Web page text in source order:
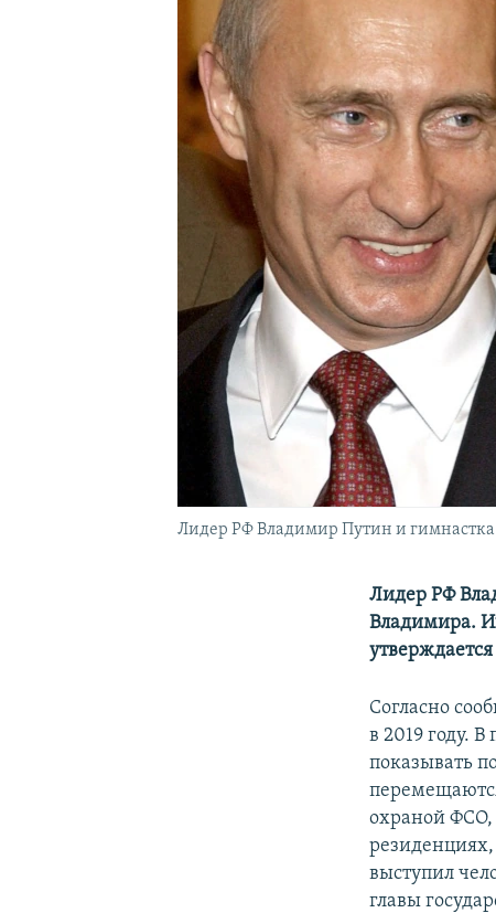
УКРАИНСКАЯ ПРОБЛЕМА КРЫМА
Лидер РФ Владимир Путин и гимнастка
Лидер РФ
Владимира.
Согласно
в 2019 году.
показывать
охраной ФСО,
резиденциях,
выступил
главы